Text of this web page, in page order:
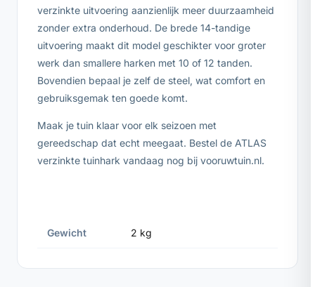
verzinkte uitvoering aanzienlijk meer duurzaamheid
zonder extra onderhoud. De brede 14-tandige
uitvoering maakt dit model geschikter voor groter
werk dan smallere harken met 10 of 12 tanden.
Bovendien bepaal je zelf de steel, wat comfort en
gebruiksgemak ten goede komt.
Maak je tuin klaar voor elk seizoen met
gereedschap dat echt meegaat. Bestel de ATLAS
verzinkte tuinhark vandaag nog bij vooruwtuin.nl.
Gewicht 2 kg